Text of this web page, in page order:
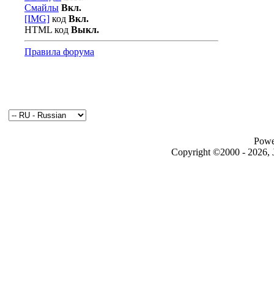
Смайлы Вкл.
[IMG] код Вкл.
HTML код Выкл.
Правила форума
Copyright ©2000 - 2026,